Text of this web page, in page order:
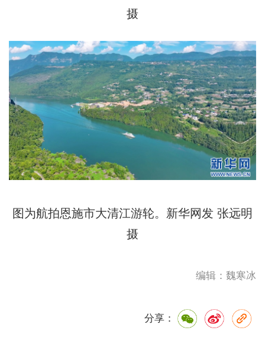
摄
图为航拍恩施市大清江游轮。新华网发 张远明
摄
编辑：魏寒冰
分享：